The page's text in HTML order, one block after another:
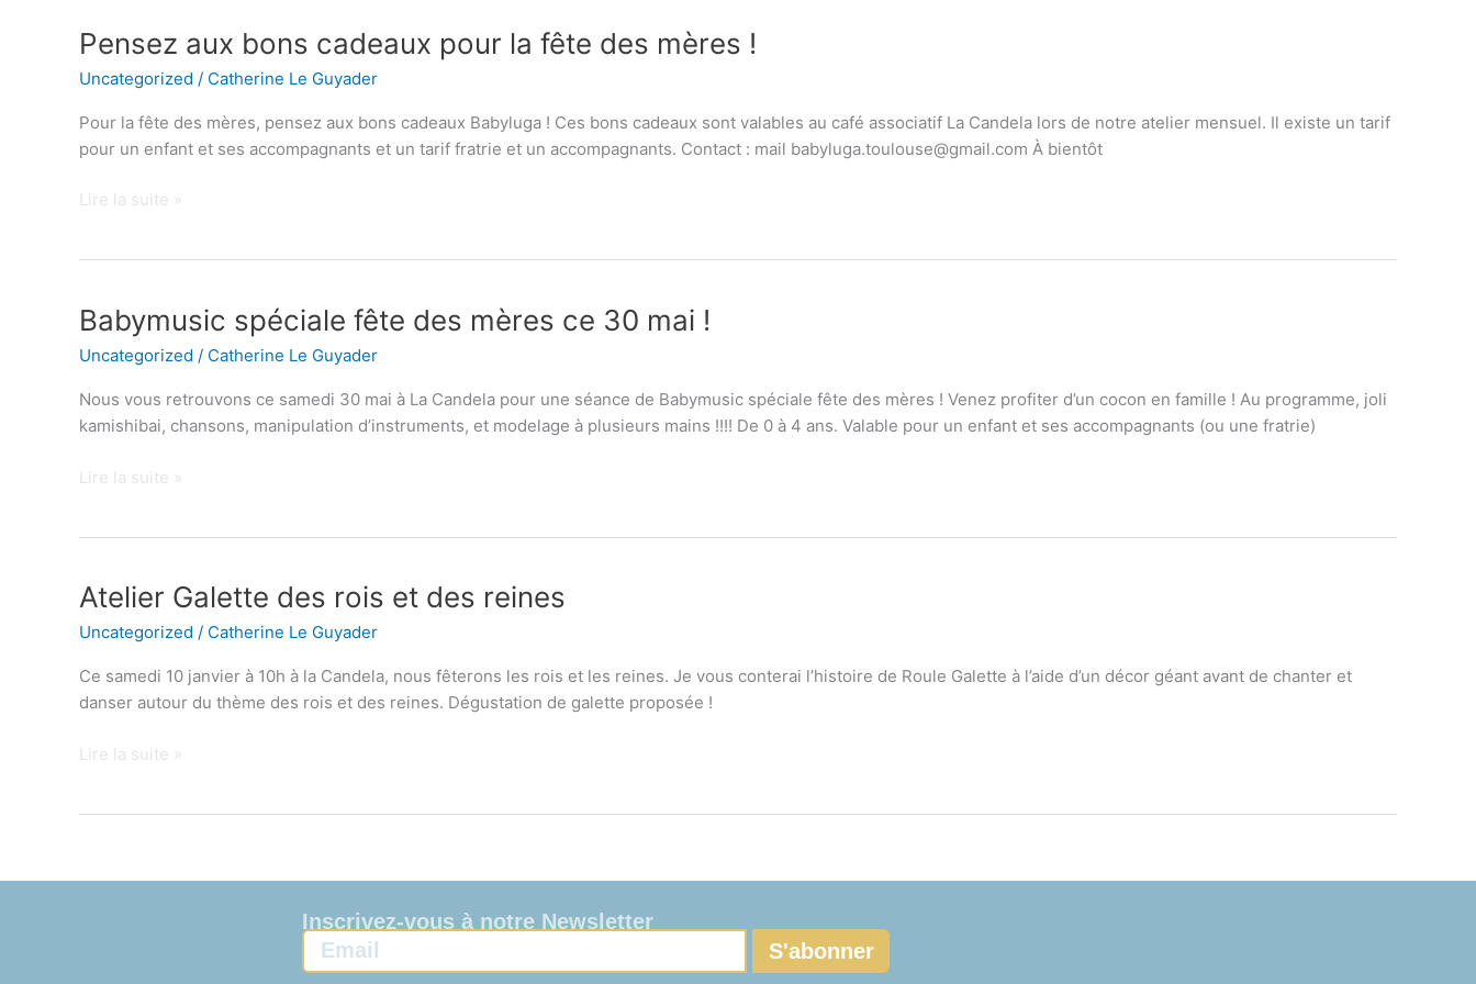
Pensez aux bons cadeaux pour la fête des mères !
Uncategorized / Catherine Le Guyader
Pour la fête des mères, pensez aux bons cadeaux Babyluga ! Ces bons cadeaux sont valables au café associatif La Candela lors de notre atelier mensuel. Il existe un tarif
pour un enfant et ses accompagnants et un tarif fratrie et un accompagnants. Contact : mail babyluga.toulouse@gmail.com À bientôt
Pensez
bons
cadeaux
pour
fête
Lire la suite »
Babymusic spéciale fête des mères ce 30 mai !
Uncategorized / Catherine Le Guyader
Nous vous retrouvons ce samedi 30 mai à La Candela pour une séance de Babymusic spéciale fête des mères ! Venez profiter d’un cocon en famille ! Au programme, joli
kamishibai, chansons, manipulation d’instruments, et modelage à plusieurs mains !!!! De 0 à 4 ans. Valable pour un enfant et ses accompagnants (ou une fratrie)
Babymusic
spéciale
fête
des
mères
30
Lire la suite »
Atelier Galette des rois et des reines
Uncategorized / Catherine Le Guyader
Ce samedi 10 janvier à 10h à la Candela, nous fêterons les rois et les reines. Je vous conterai l’histoire de Roule Galette à l’aide d’un décor géant avant de chanter et
danser autour du thème des rois et des reines. Dégustation de galette proposée !
Atelier
des
rois
et
reines
Lire la suite »
Inscrivez-vous à notre Newsletter
S'abonner